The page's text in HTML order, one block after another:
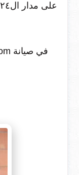
https://www.fanyelectrician.com في صيانة